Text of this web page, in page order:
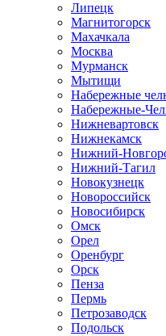
Липецк
Магнитогорск
Махачкала
Москва
Мурманск
Мытищи
Набережные
Набережные-
Нижневартовск
Нижнекамск
Нижний-
Нижний-Тагил
Новокузнецк
Новороссийск
Новосибирск
Омск
Орел
Оренбург
Орск
Пенза
Пермь
Петрозаводск
Подольск